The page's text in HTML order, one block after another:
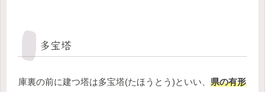
多宝塔
庫裏の前に建つ塔は多宝塔(たほうとう)といい、 県の有形